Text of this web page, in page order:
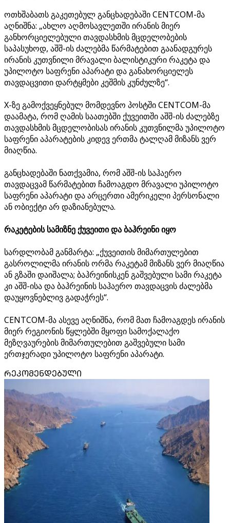
ოთხშაბათს გაკეთებულ განცხადებაში CENTCOM-მა
აღნიშნა: „ახლო აღმოსავლეთში ირანის მიერ
განხორციელებული თავდასხმის მცდელობების
საპასუხოდ, აშშ-ის ძალებმა წარმატებით გაანადგურეს
ირანის კუთვნილი მრავალი ბალისტიკური რაკეტა და
უპილოტო საფრენი აპარატი და განახორციელეს
თავდაცვითი დარტყმები კეშმის კუნძულზე“.
X-ზე გამოქვეყნებულ მომდევნო პოსტში CENTCOM-მა
დაამატა, რომ ღამის საათებში ქუვეითში აშშ-ის ძალებზე
თავდასხმის მცდელობისას ირანის კუთვნილმა უპილოტო
საფრენი აპარატების კიდევ ერთმა ტალღამ მიზანს ვერ
მიაღწია.
განცხადებაში ნათქვამია, რომ აშშ-ის საჰაერო
თავდაცვამ წარმატებით ჩამოაგდო მრავალი უპილოტო
საფრენი აპარატი და არცერთი ამერიკელი პერსონალი
ან ობიექტი არ დაზიანებულა.
რაკეტების სამიზნე ქუვეითი და ბაჰრეინი იყო
სარდლობამ განმარტა: „ქუვეითის მიმართულებით
გასროლილმა ირანის ორმა რაკეტამ მიზანს ვერ მიაღწია
ან გზაში დაიშალა; ბაჰრეინისკენ გაშვებული სამი რაკეტა
კი აშშ-ისა და ბაჰრეინის საჰაერო თავდაცვის ძალებმა
დაუყოვნებლივ გადაჭრეს“.
CENTCOM-მა ასევე აღნიშნა, რომ მათ ჩამოაგდეს ირანის
მიერ რეგიონის წყლებში მყოფი სამოქალაქო
მეზღვაურების მიმართულებით გაშვებული სამი
ერთჯერადი უპილოტო საფრენი აპარატი.
ᲠᲔᲙᲝᲛᲔᲜᲓᲔᲑᲣᲚᲘ